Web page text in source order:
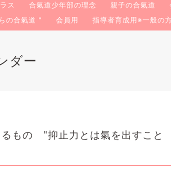
ス 合氣道少年部の理念 親子の合氣道
の合氣道 " 会員用 指導者育成用※一般の
ダー
もの "抑止力とは氣を出すこと